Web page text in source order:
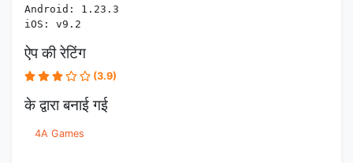
Android: 1.23.3
iOS: v9.2
ऐप की रेटिंग
(3.9)
के द्वारा बनाई गई
4A Games